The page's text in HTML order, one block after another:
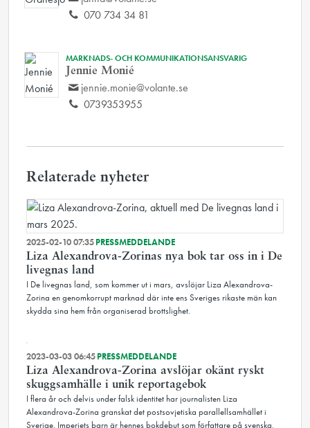
070 734 34 81
MARKNADS- OCH KOMMUNIKATIONSANSVARIG
Jennie Monié
jennie.monie@volante.se
0739353955
Relaterade nyheter
2025-02-10 07:35PRESSMEDDELANDE
Liza Alexandrova-Zorinas nya bok tar oss in i De
livegnas land
I De livegnas land, som kommer ut i mars, avslöjar Liza Alexandrova-
Zorina en genomkorrupt marknad där inte ens Sveriges rikaste män kan
skydda sina hem från organiserad brottslighet.
2023-03-03 06:45PRESSMEDDELANDE
Liza Alexandrova-Zorina avslöjar okänt ryskt
skuggsamhälle i unik reportagebok
I flera år och delvis under falsk identitet har journalisten Liza
Alexandrova-Zorina granskat det postsovjetiska parallellsamhället i
Sverige. Imperiets barn är hennes bokdebut som författare på svenska,